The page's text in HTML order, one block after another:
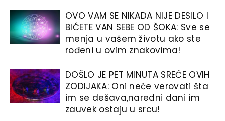
OVO VAM SE NIKADA NIJE DESILO I
BIĆETE VAN SEBE OD ŠOKA: Sve se
menja u vašem životu ako ste
rođeni u ovim znakovima!
DOŠLO JE PET MINUTA SREĆE OVIH
ZODIJAKA: Oni neće verovati šta
im se dešava,naredni dani im
zauvek ostaju u srcu!